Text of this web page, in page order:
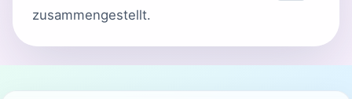
zusammengestellt.